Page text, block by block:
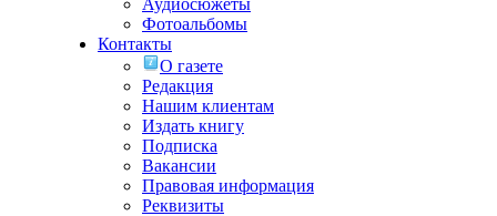
Аудиосюжеты
Фотоальбомы
Контакты
О газете
Редакция
Нашим клиентам
Издать книгу
Подписка
Вакансии
Правовая информация
Реквизиты